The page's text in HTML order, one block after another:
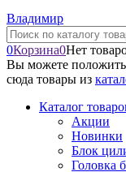
Владимир
0Корзина0Нет
Вы можете положить
сюда товары из
Каталог
Акции
Новинки
Блок
Головка